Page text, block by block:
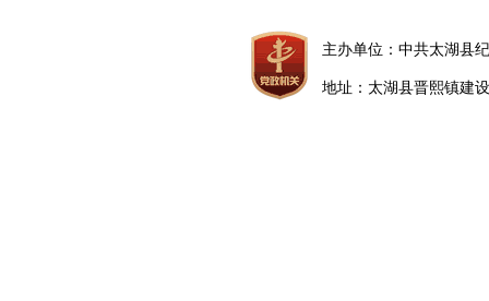
主办单位：中共太湖县
地址：太湖县晋熙镇建